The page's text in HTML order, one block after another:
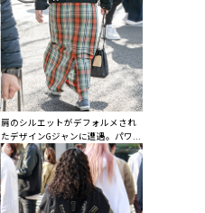
肩のシルエットがデフォルメされ
たデザインGジャンに遭遇。パワ...